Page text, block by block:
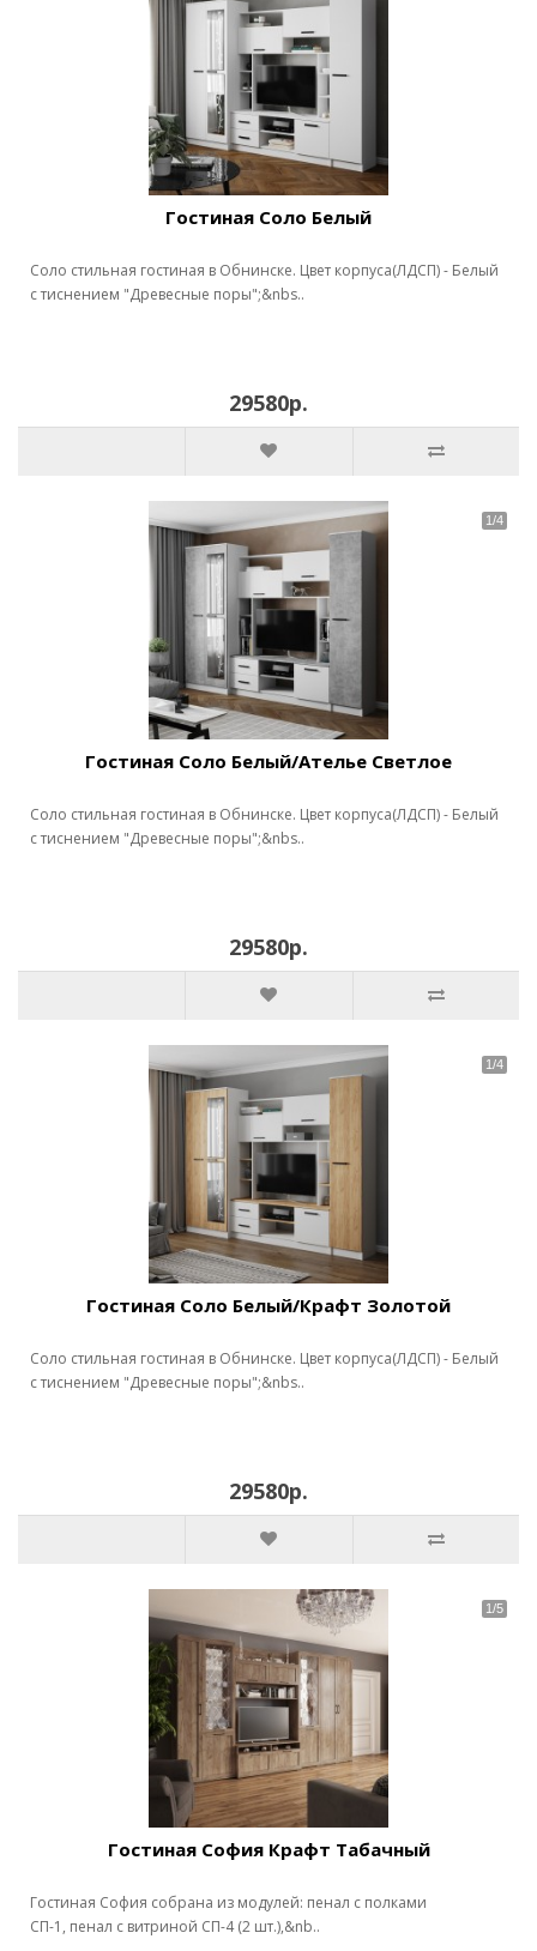
Гостиная Соло Белый
Соло стильная гостиная в Обнинске. Цвет корпуса(ЛДСП) - Белый
с тиснением "Древесные поры";&nbs..
29580р.
Гостиная Соло Белый/Ателье Светлое
Соло стильная гостиная в Обнинске. Цвет корпуса(ЛДСП) - Белый
с тиснением "Древесные поры";&nbs..
29580р.
Гостиная Соло Белый/Крафт Золотой
Соло стильная гостиная в Обнинске. Цвет корпуса(ЛДСП) - Белый
с тиснением "Древесные поры";&nbs..
29580р.
Гостиная София Крафт Табачный
Гостиная София собрана из модулей: пенал с полками
СП-1, пенал с витриной СП-4 (2 шт.),&nb..